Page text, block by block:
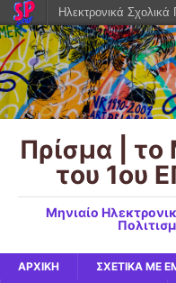
Πρίσμα | το
του 1ου
Μηνιαίο
ΑΡΧΙΚΉ ΣΧΕΤΙΚΆ ΜΕ
Ηλεκτρονικά Σχολικά